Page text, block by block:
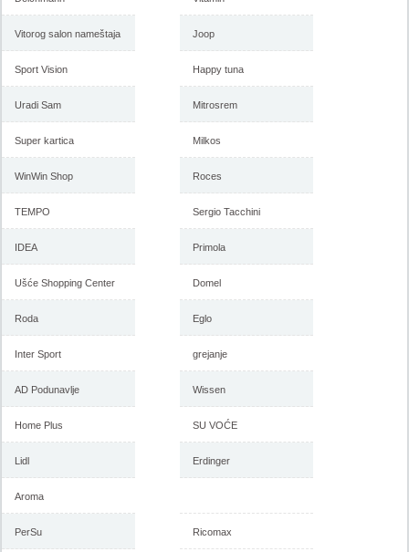
Vitorog salon nameštaja
Sport Vision
Uradi Sam
Super kartica
WinWin Shop
TEMPO
IDEA
Ušće Shopping Center
Roda
Inter Sport
AD Podunavlje
Home Plus
Lidl
Aroma
PerSu
Joop
Happy tuna
Mitrosrem
Milkos
Roces
Sergio Tacchini
Primola
Domel
Eglo
grejanje
Wissen
SU VOĆE
Erdinger
Ricomax